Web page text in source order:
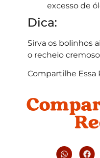
excesso de
Dica:
Sirva os bolinhos
o recheio
Compartilhe Essa